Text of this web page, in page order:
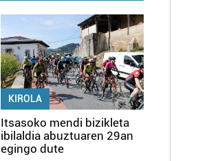
KIROLA
Itsasoko mendi bizikleta
ibilaldia abuztuaren 29an
egingo dute